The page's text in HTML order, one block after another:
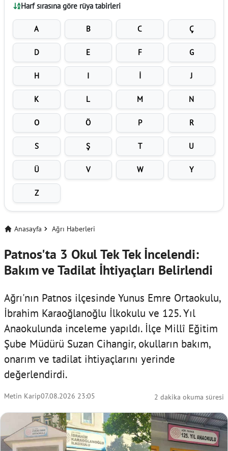
Harf sırasına göre rüya tabirleri
A B C Ç
D E F G
H I İ J
K L M N
O Ö P R
S Ş T U
Ü V W Y
Z
Anasayfa Ağrı Haberleri
Patnos'ta 3 Okul Tek Tek İncelendi:
Bakım ve Tadilat İhtiyaçları Belirlendi
Ağrı'nın Patnos ilçesinde Yunus Emre Ortaokulu,
İbrahim Karaoğlanoğlu İlkokulu ve 125. Yıl
Anaokulunda inceleme yapıldı. İlçe Millî Eğitim
Şube Müdürü Suzan Cihangir, okulların bakım,
onarım ve tadilat ihtiyaçlarını yerinde
değerlendirdi.
Metin Karip07.08.2026 23:05 2 dakika okuma süresi